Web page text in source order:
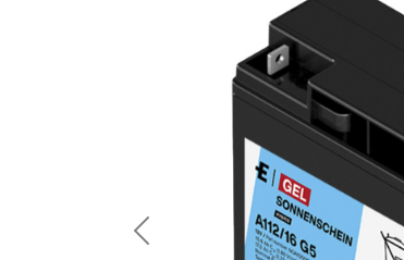
Previous